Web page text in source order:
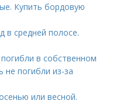
Купить бордовую
в средней полосе.
в собственном
погибли из-за
или весной.